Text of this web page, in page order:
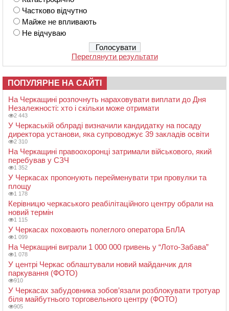
Частково відчутно
Майже не впливають
Не відчуваю
Переглянути результати
ПОПУЛЯРНЕ НА САЙТІ
На Черкащині розпочнуть нараховувати виплати до Дня
Незалежності: хто і скільки може отримати
2 443
У Черкаській облраді визначили кандидатку на посаду
директора установи, яка супроводжує 39 закладів освіти
2 310
На Черкащині правоохоронці затримали військового, який
перебував у СЗЧ
1 352
У Черкасах пропонують перейменувати три провулки та
площу
1 178
Керівницю черкаського реабілітаційного центру обрали на
новий термін
1 115
У Черкасах поховають полеглого оператора БпЛА
1 099
На Черкащині виграли 1 000 000 гривень у “Лото-Забава”
1 078
У центрі Черкас облаштували новий майданчик для
паркування (ФОТО)
910
У Черкасах забудовника зобов’язали розблокувати тротуар
біля майбутнього торговельного центру (ФОТО)
905